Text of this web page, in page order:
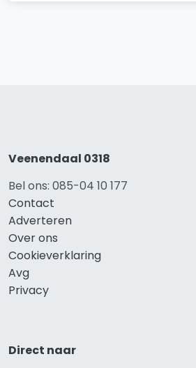
Veenendaal 0318
Bel ons: 085-04 10 177
Contact
Adverteren
Over ons
Cookieverklaring
Avg
Privacy
Direct naar